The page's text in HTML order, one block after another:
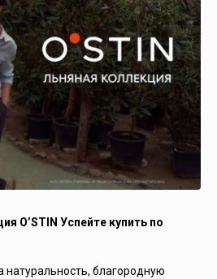
O’STIN Успейте купить по
благородную